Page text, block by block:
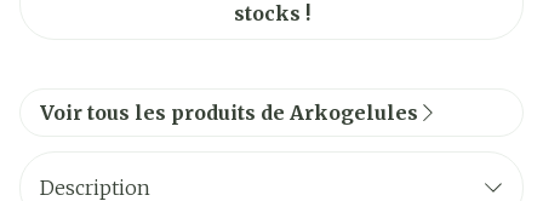
stocks !
Voir tous les produits de Arkogelules
Description